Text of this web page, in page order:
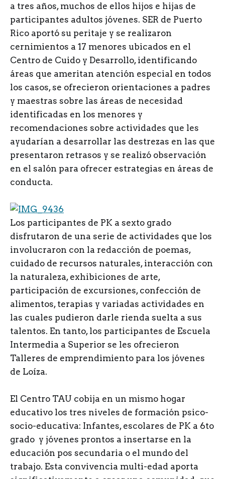
a tres años, muchos de ellos hijos e hijas de
participantes adultos jóvenes. SER de Puerto
Rico aportó su peritaje y se realizaron
cernimientos a 17 menores ubicados en el
Centro de Cuido y Desarrollo, identificando
áreas que ameritan atención especial en todos
los casos, se ofrecieron orientaciones a padres
y maestras sobre las áreas de necesidad
identificadas en los menores y
recomendaciones sobre actividades que les
ayudarían a desarrollar las destrezas en las que
presentaron retrasos y se realizó observación
en el salón para ofrecer estrategias en áreas de
conducta.
Los participantes de PK a sexto grado
disfrutaron de una serie de actividades que los
involucraron con la redacción de poemas,
cuidado de recursos naturales, interacción con
la naturaleza, exhibiciones de arte,
participación de excursiones, confección de
alimentos, terapias y variadas actividades en
las cuales pudieron darle rienda suelta a sus
talentos. En tanto, los participantes de Escuela
Intermedia a Superior se les ofrecieron
Talleres de emprendimiento para los jóvenes
de Loíza.
El Centro TAU cobija en un mismo hogar
educativo los tres niveles de formación psico-
socio-educativa: Infantes, escolares de PK a 6to
grado y jóvenes prontos a insertarse en la
educación pos secundaria o el mundo del
trabajo. Esta convivencia multi-edad aporta